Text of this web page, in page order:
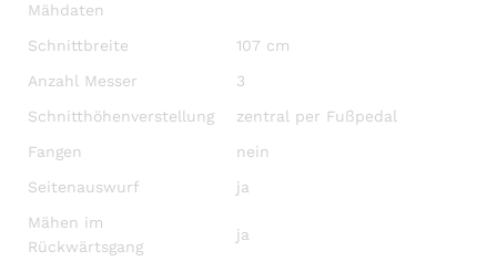
Mähdaten
Schnittbreite
107 cm
Anzahl Messer
3
Schnitthöhenverstellung
zentral per Fußpedal
Fangen
nein
Seitenauswurf
ja
Mähen im
Rückwärtsgang
ja